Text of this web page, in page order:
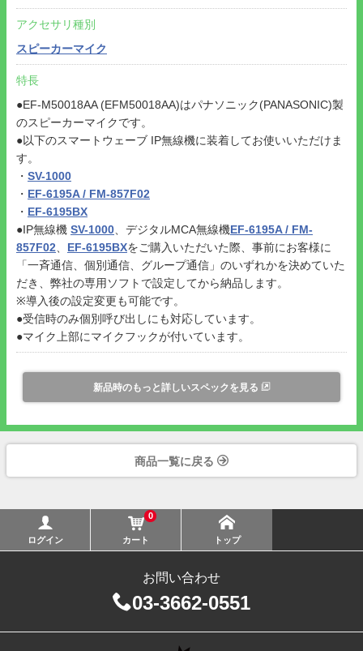
アクセサリ種別
スピーカーマイク
特長
●EF-M50018AA (EFM50018AA)はパナソニック(PANASONIC)製
のスピーカーマイクです。
●以下のスマートウェーブ IP無線機に装着してお使いいただけま
す。
・ SV-1000
・ EF-6195A / FM-857F02
・ EF-6195BX
●IP無線機 SV-1000 、デジタルMCA無線機EF-6195A / FM-
857F02
EF-6195BXをご購入いただいた際、事前にお客様に
「一斉通信、個別通信、グループ通信」のいずれかを決めていた
だき、弊社の専用ソフトで設定してから納品します。
※導入後の設定変更も可能です。
●受信時のみ個別呼び出しにも対応しています。
●マイク上部にマイクフックが付いています。
新品時のもっと詳しいスペックを見る
商品一覧に戻る
ログイン
0
カート トップ
お問い合わせ
03-3662-0551